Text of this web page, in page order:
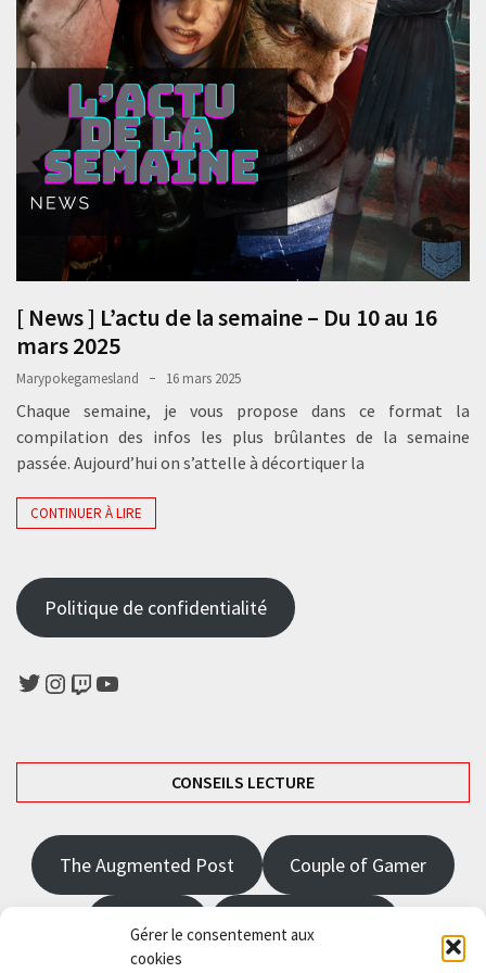
Gérer le consentement aux
cookies
[ News ] L’actu de la semaine – Du 10 au 16
mars 2025
Marypokegamesland 16 mars 2025
Chaque semaine, je vous propose dans ce format la
compilation des infos les plus brûlantes de la semaine
passée. Aujourd’hui on s’attelle à décortiquer la
CONTINUER À LIRE
Politique de confidentialité
Twitter
Instagram
TwitchYouTube
CONSEILS LECTURE
The Augmented Post Couple of Gamer
JRPGFR State of Gaming